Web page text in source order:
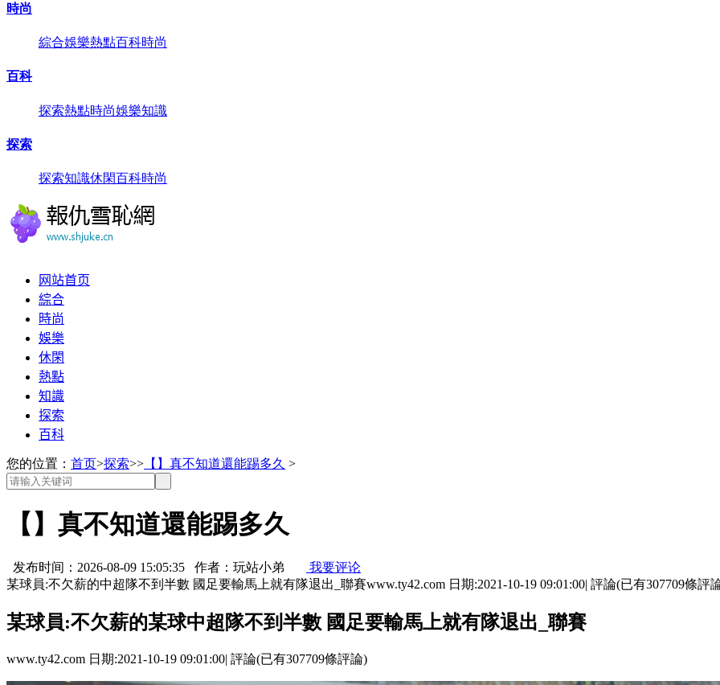
時尚
綜合娛樂熱點百科時尚
百科
探索熱點時尚娛樂知識
探索
探索知識休閑百科時尚
网站首页
綜合
時尚
娛樂
休閑
熱點
知識
探索
百科
您的位置： 首页>探索>> 【】真不知道還能踢多久 >
【】真不知道還能踢多久
发布时间：2026-08-09 15:05:35 作者：玩站小弟
我要评论
某球員:不欠薪的中超隊不到半數 國足要輸馬上就有隊退出_聯賽www.ty42.com 日期:2021-10-19 09:01:00| 評論(已有307709條評
某球員:不欠薪的某球中超隊不到半數 國足要輸馬上就有隊退出_聯賽
www.ty42.com 日期:2021-10-19 09:01:00| 評論(已有307709條評論)